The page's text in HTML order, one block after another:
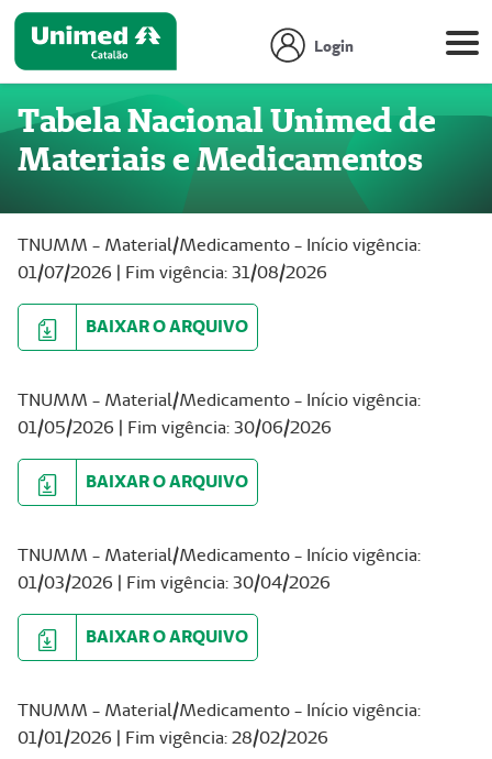
Login
Tabela Nacional Unimed de
Materiais e Medicamentos
TNUMM - Material/Medicamento - Início vigência:
01/07/2026 | Fim vigência: 31/08/2026
BAIXAR O ARQUIVO
TNUMM - Material/Medicamento - Início vigência:
01/05/2026 | Fim vigência: 30/06/2026
BAIXAR O ARQUIVO
TNUMM - Material/Medicamento - Início vigência:
01/03/2026 | Fim vigência: 30/04/2026
BAIXAR O ARQUIVO
TNUMM - Material/Medicamento - Início vigência:
01/01/2026 | Fim vigência: 28/02/2026